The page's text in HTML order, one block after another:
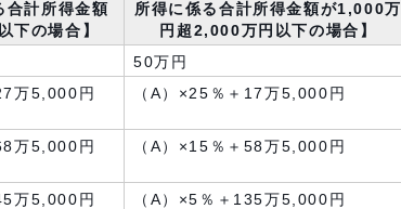
合計所得金額
下の場合】
所得に係る合計所得金額が1,000万
円超2,000万円以下の場合】
50万円
万5,000円 （A）×25％＋17万5,000円
万5,000円 （A）×15％＋58万5,000円
万5,000円 （A）×5％＋135万5,000円